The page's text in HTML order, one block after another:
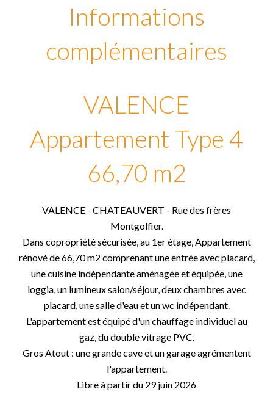
Informations
complémentaires
VALENCE
Appartement Type 4
66,70 m2
VALENCE - CHATEAUVERT - Rue des frères
Montgolfier.
Dans copropriété sécurisée, au 1er étage, Appartement
rénové de 66,70 m2 comprenant une entrée avec placard,
une cuisine indépendante aménagée et équipée, une
loggia, un lumineux salon/séjour, deux chambres avec
placard, une salle d'eau et un wc indépendant.
L'appartement est équipé d'un chauffage individuel au
gaz, du double vitrage PVC.
Gros Atout : une grande cave et un garage agrémentent
l'appartement.
Libre à partir du 29 juin 2026